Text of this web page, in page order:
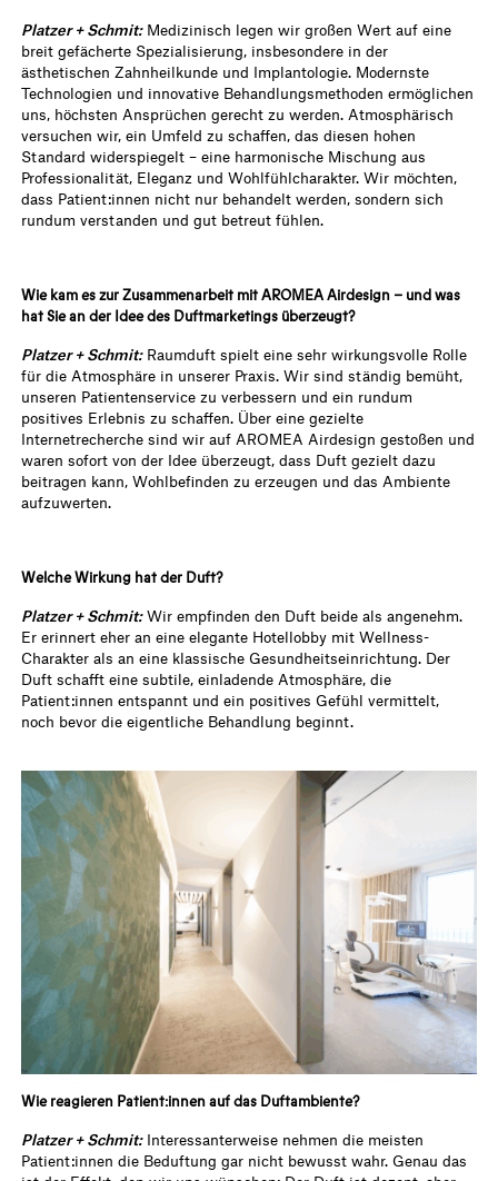
Platzer + Schmit:Medizinisch legen wir großen Wert auf eine
breit gefächerte Spezialisierung, insbesondere in der
ästhetischen Zahnheilkunde und Implantologie. Modernste
Technologien und innovative Behandlungsmethoden ermöglichen
uns, höchsten Ansprüchen gerecht zu werden. Atmosphärisch
versuchen wir, ein Umfeld zu schaffen, das diesen hohen
Standard widerspiegelt – eine harmonische Mischung aus
Professionalität, Eleganz und Wohlfühlcharakter. Wir möchten,
dass Patient:innen nicht nur behandelt werden, sondern sich
rundum verstanden und gut betreut fühlen.
Wie kam es zur Zusammenarbeit mit AROMEA Airdesign – und was
hat Sie an der Idee des Duftmarketings überzeugt?
Platzer + Schmit:Raumduft spielt eine sehr wirkungsvolle Rolle
für die Atmosphäre in unserer Praxis. Wir sind ständig bemüht,
unseren Patientenservice zu verbessern und ein rundum
positives Erlebnis zu schaffen. Über eine gezielte
Internetrecherche sind wir auf AROMEA Airdesign gestoßen und
waren sofort von der Idee überzeugt, dass Duft gezielt dazu
beitragen kann, Wohlbefinden zu erzeugen und das Ambiente
aufzuwerten.
Welche Wirkung hat der Duft?
Platzer + Schmit:Wir empfinden den Duft beide als angenehm.
Er erinnert eher an eine elegante Hotellobby mit Wellness-
Charakter als an eine klassische Gesundheitseinrichtung. Der
Duft schafft eine subtile, einladende Atmosphäre, die
Patient:innen entspannt und ein positives Gefühl vermittelt,
noch bevor die eigentliche Behandlung beginnt.
Wie reagieren Patient:innen auf das Duftambiente?
Platzer + Schmit:Interessanterweise nehmen die meisten
Patient:innen die Beduftung gar nicht bewusst wahr. Genau das